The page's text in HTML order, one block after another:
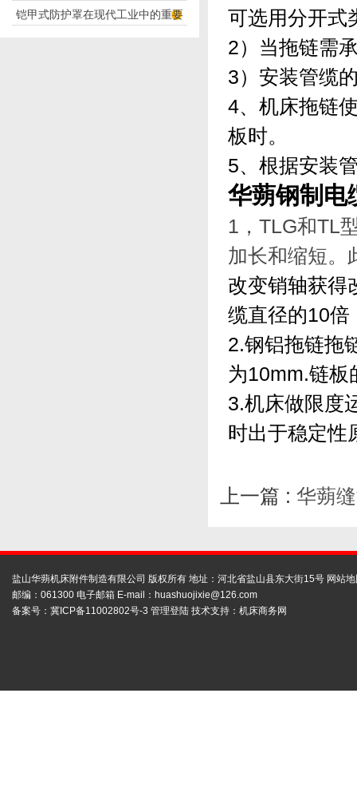
应用
铠甲式防护罩在现代工业中的重要
可选用分开式
2）当拖链需
3）安装管缆
4、机床拖链
板时。
5、根据安装
华蒴钢制电
1，TLG和TL
加长和缩短。
改变销轴获得
缆直径的10倍
2.钢铝拖链拖
为10mm.链板
3.机床做限度
时出于稳定性
上一篇 : 华蒴
盐山华蒴机床附件制造有限公司 版权所有 地址：河北省盐山县东大街15号 网站
邮编：061300 电子邮箱 E-mail： huashuojixie@126.com
备案号： 冀ICP备11002802号-3 管理登陆 技术支持： 机床商务网